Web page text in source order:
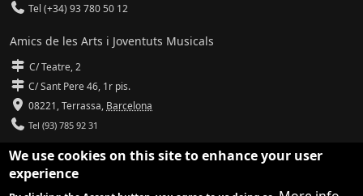
Tel (+34) 93 780 50 12
Amics de les Arts i Joventuts Musicals
C/ Teatre, 2
C/ Sant Pere 46, 1r pis.
08221,Terrassa, Barcelona
Tel (93) 785 92 31
info@amicsdelesarts-jjmm.cat
www.amicsdelesarts-jjmm.cat
We use cookies on this site to enhance your user
experience